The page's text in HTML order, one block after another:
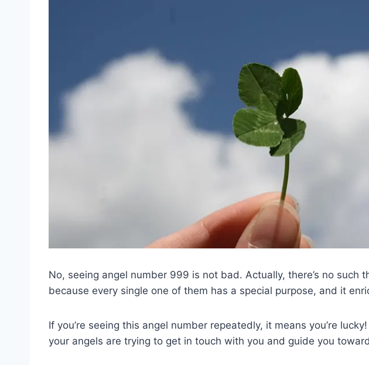
No, seeing angel number 999 is not bad. Actually, there’s no such
because every single one of them has a special purpose, and it
If you’re seeing this angel number repeatedly, it means you’re
your angels are trying to get in touch with you and guide you